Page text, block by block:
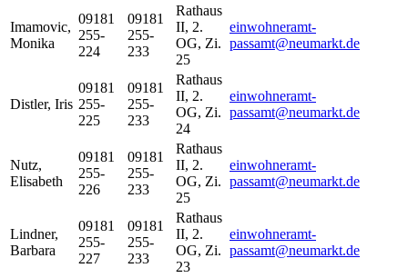
Imamovic,
Monika
09181
255-
224
09181
255-
233
Rathaus
II, 2.
OG, Zi.
25
einwohneramt-
passamt@neumarkt.de
Distler, Iris
09181
255-
225
09181
255-
233
Rathaus
II, 2.
OG, Zi.
24
einwohneramt-
passamt@neumarkt.de
Nutz,
Elisabeth
09181
255-
226
09181
255-
233
Rathaus
II, 2.
OG, Zi.
25
einwohneramt-
passamt@neumarkt.de
Lindner,
Barbara
09181
255-
227
09181
255-
233
Rathaus
II, 2.
OG, Zi.
23
einwohneramt-
passamt@neumarkt.de